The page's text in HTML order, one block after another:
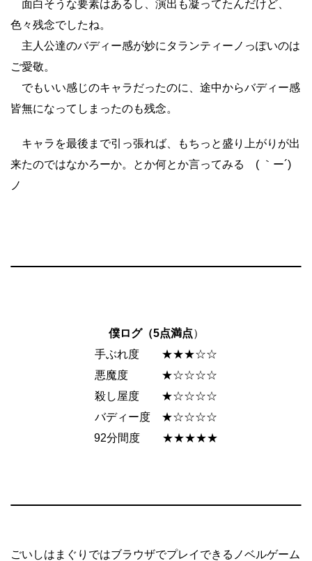
面白そうな要素はあるし、演出も凝ってたんだけど、
色々残念でしたね。
主人公達のバディー感が妙にタランティーノっぽいのは
ご愛敬。
でもいい感じのキャラだったのに、途中からバディー感
皆無になってしまったのも残念。
キャラを最後まで引っ張れば、もちっと盛り上がりが出
来たのではなかろーか。とか何とか言ってみる ( ｀ー´)
ノ
僕ログ（5点満点）
手ぶれ度 ★★★☆☆
悪魔度 ★☆☆☆☆
殺し屋度 ★☆☆☆☆
バディー度 ★☆☆☆☆
92分間度 ★★★★★
ごいしはまぐりではブラウザでプレイできるノベルゲーム